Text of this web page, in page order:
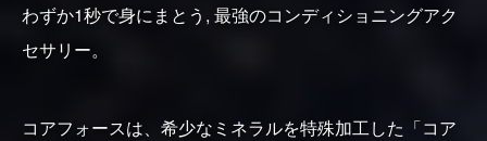
わずか1秒で身にまとう, 最強のコンディショニングアク
セサリー。
コアフォースは、希少なミネラルを特殊加工した「コア